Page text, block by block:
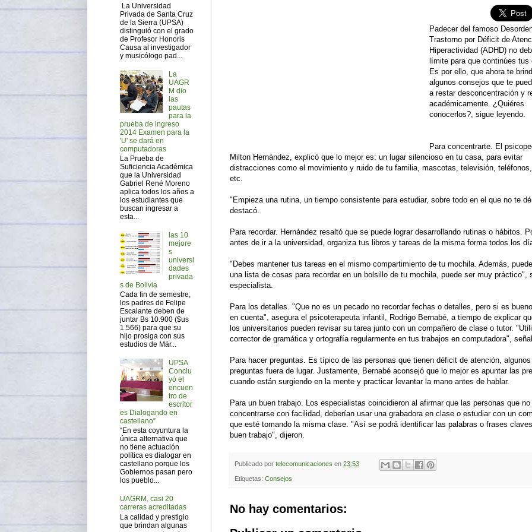
Padecer del famoso
Trastorno por Déficit de
Hiperactividad (ADHD) no
límite para que continúes tus
Es por ello, que ahora te
algunos consejos que te
a restar desconcentración y
académicamente. ¿Quiéres
conocerlos?, sigue leyendo.
Para concentrarte. El
Milton Hernández, explicó que lo mejor es: un lugar silencioso en tu casa, para evitar
distracciones como el movimiento y ruido de tu familia, mascotas, televisión,
etc.
"Empieza una rutina, un tiempo consistente para estudiar, sobre todo en el que no te
destacó.
Para recordar. Hernández resaltó que se puede lograr desarrollando rutinas o hábitos.
antes de ir a la universidad, organiza tus libros y tareas de la misma forma todos los
"Debes mantener tus tareas en el mismo compartimiento de tu mochila. Además,
una lista de cosas para recordar en un bolsillo de tu mochila, puede ser muy práctico",
especialista.
Para los detalles. "Que no es un pecado no recordar fechas o detalles, pero si es
en cuenta", asegura el psicoterapeuta infantil, Rodrigo Bernabé, a tiempo de explicar
los universitarios pueden revisar su tarea junto con un compañero de clase o tutor.
corrector de gramática y ortografía regularmente en tus trabajos en computadora",
Para hacer preguntas. Es típico de las personas que tienen déficit de atención,
preguntas fuera de lugar. Justamente, Bernabé aconsejó que lo mejor es apuntar las
cuando están surgiendo en la mente y practicar levantar la mano antes de hablar.
Para un buen trabajo. Los especialistas coincidieron al afirmar que las personas que no
concentrarse con facilidad, deberían usar una grabadora en clase o estudiar con un
que esté tomando la misma clase. "Así se podrá identificar las palabras o frases
buen trabajo", dijeron.
Publicado por telecomunicaciones en 23:53
Etiquetas: Consejos
No hay comentarios:
La Universidad
Privada de Santa Cruz
de la Sierra (UPSA)
distinguió con el grado
de Profesor Honoris
Causa al investigador
y musicólogo pad...
La
UAGR
M dio
las
pautas
para la
prueba de ingreso
2014 Examen para la
'U' se dará en
computadoras
La Prueba de
Suficiencia Académica
que la Universidad
Gabriel René Moreno
aplica todos los años a
los estudiantes que
buscan ingresar a
esta...
las 10
mejore
s
universi
dades
privada
s de Bolivia
Cada fin de semestre,
los padres de Felipe
Escalante deben de
juntar Bs 10.900 ($us
1.566) para que su
hijo prosiga con sus
estudios de Már...
UPSA
Conclu
yó el
encuen
tro de
escritor
es Dialogando en
castellano”
“En esta coyuntura la
única alternativa que
no tiene actuación
política es dialogar en
castellano porque los
Gobiernos pasan pero
los pueblo...
UAGRM, casi 20
carreras acreditadas
La calidad y prestigio
que brindan algunas